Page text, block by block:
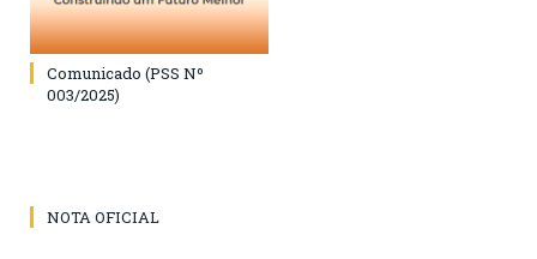
Comunicado (PSS Nº
003/2025)
NOTA OFICIAL